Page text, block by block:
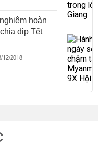
hoàn
dịp Tết
12/2018